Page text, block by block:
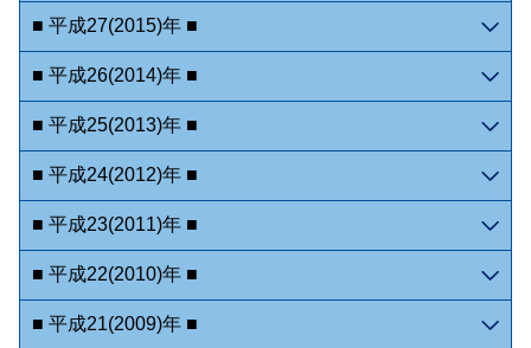
■ 平成27(2015)年 ■
■ 平成26(2014)年 ■
■ 平成25(2013)年 ■
■ 平成24(2012)年 ■
■ 平成23(2011)年 ■
■ 平成22(2010)年 ■
■ 平成21(2009)年 ■